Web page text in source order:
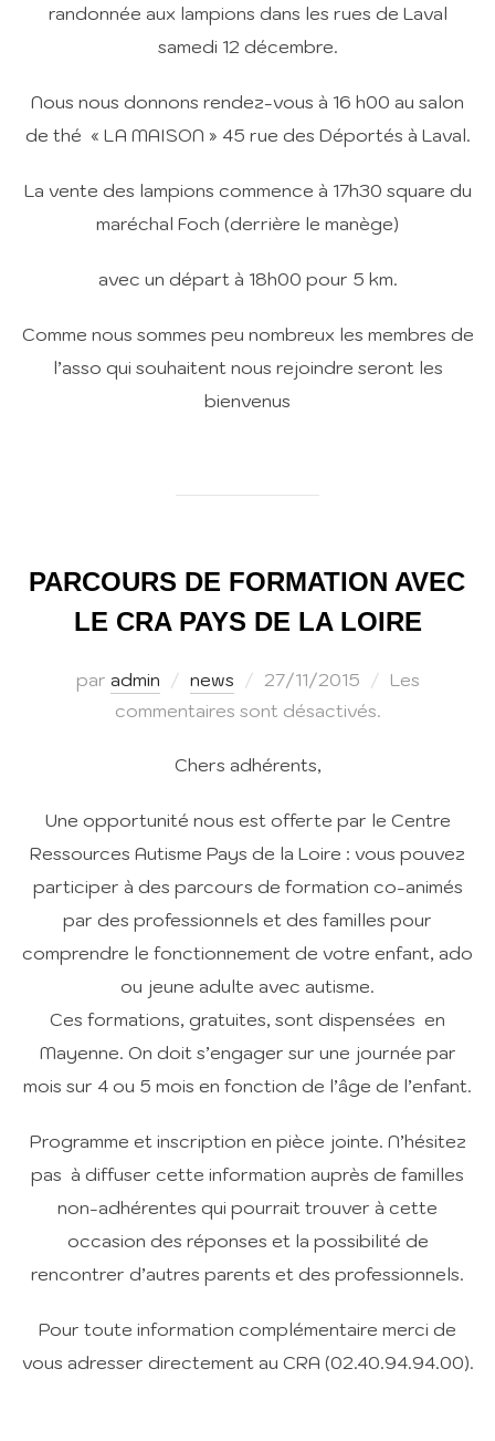
randonnée aux lampions dans les rues de Laval
samedi 12 décembre.
Nous nous donnons rendez-vous à 16 h00 au salon
de thé « LA MAISON » 45 rue des Déportés à Laval.
La vente des lampions commence à 17h30 square du
maréchal Foch (derrière le manège)
avec un départ à 18h00 pour 5 km.
Comme nous sommes peu nombreux les membres de
l’asso qui souhaitent nous rejoindre seront les
bienvenus
PARCOURS DE FORMATION AVEC
LE CRA PAYS DE LA LOIRE
par admin news
Publié
le
27/11/2015
Les
commentaires sont désactivés.
Chers adhérents,
Une opportunité nous est offerte par le Centre
Ressources Autisme Pays de la Loire : vous pouvez
participer à des parcours de formation co-animés
par des professionnels et des familles pour
comprendre le fonctionnement de votre enfant, ado
ou jeune adulte avec autisme.
Ces formations, gratuites, sont dispensées en
Mayenne. On doit s’engager sur une journée par
mois sur 4 ou 5 mois en fonction de l’âge de l’enfant.
Programme et inscription en pièce jointe. N’hésitez
pas à diffuser cette information auprès de familles
non-adhérentes qui pourrait trouver à cette
occasion des réponses et la possibilité de
rencontrer d’autres parents et des professionnels.
Pour toute information complémentaire merci de
vous adresser directement au CRA (02.40.94.94.00).